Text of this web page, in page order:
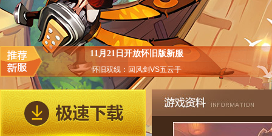
11月21日开放怀旧版新服
怀旧双线：回风剑VS五云手